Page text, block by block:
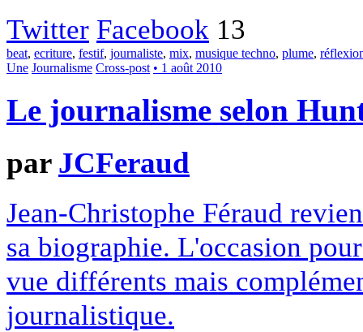
Twitter Facebook 13
beat, ecriture, festif, journaliste, mix, musique techno, plume,
Une Journalisme Cross-post • 1 août 2010
Le journalisme selon
par JCFeraud
Jean-Christophe Féraud
sa biographie. L'occasion
vue différents mais
journalistique.